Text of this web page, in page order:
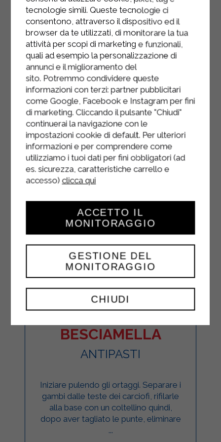
minuti.
Mettere in formo a 200° per 30
minuti.
CARCIOFI ALLA
BESCIAMELLA
ANTIPASTI
Iniziare pulendo gli ortaggi. Separare i
gambi dalle teste dei carciofi, rifilarle
alla base con un coltellino quindi,
dopo aver tagliato le punte, eliminare
...
tecnologie simili. Queste tecnologie ci
consentono, attraverso il dispositivo ed il
browser da te utilizzati, di monitorare la tua
attività per scopi di marketing e funzionali,
quali ad esempio la personalizzazione di
annunci e il miglioramento del
sito. Potremmo condividere queste
informazioni con terzi: partner pubblicitari
come Google, Facebook e Instagram per fini
di marketing. Cliccando il pulsante "Chiudi"
continuerai la navigazione con le
impostazioni cookie di default. Per ulteriori
informazioni e per comprendere come
utilizziamo i tuoi dati per fini obbligatori (ad
es. sicurezza, caratteristiche carrello e
accesso) clicca qui
CHIUDI
GESTIONE DEL
MONITORAGGIO
ACCETTO IL
MONITORAGGIO